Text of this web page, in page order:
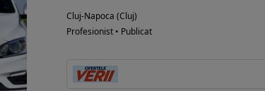
Cluj-Napoca (Cluj)
Profesionist • Publicat